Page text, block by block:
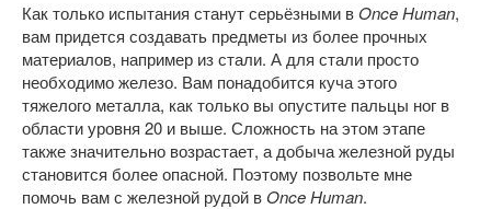
Как только испытания станут серьёзными в Once Human,
вам придется создавать предметы из более прочных
материалов, например из стали. А для стали просто
необходимо железо. Вам понадобится куча этого
тяжелого металла, как только вы опустите пальцы ног в
области уровня 20 и выше. Сложность на этом этапе
также значительно возрастает, а добыча железной руды
становится более опасной. Поэтому позвольте мне
помочь вам с железной рудой в Once Human.